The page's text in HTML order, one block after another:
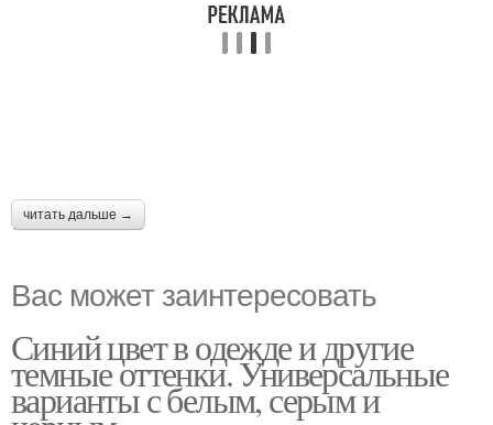
читать дальше →
Вас может заинтересовать
Синий цвет в одежде и другие
темные оттенки. Универсальные
варианты с белым, серым и